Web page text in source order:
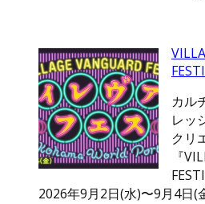
カル
レッ
クリ
『
2026年9月2日(水)〜9月4日(